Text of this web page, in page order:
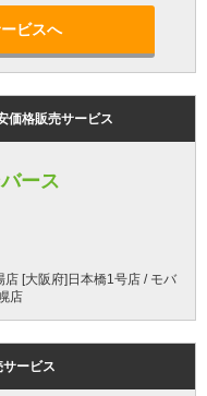
ビスへ
価格販売サービス
ース
[大阪府]日本橋1号店 / モバ
店
ービス